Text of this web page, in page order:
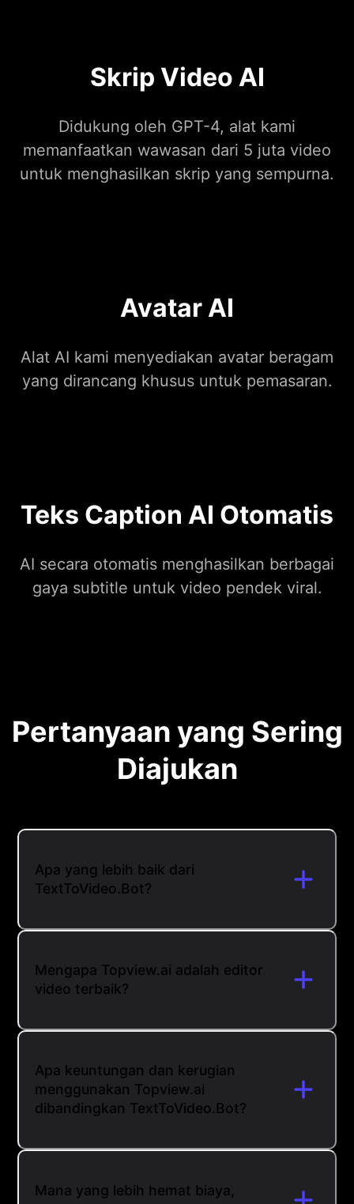
Skrip Video AI
Didukung oleh GPT-4, alat kami
memanfaatkan wawasan dari 5 juta video
untuk menghasilkan skrip yang sempurna.
Avatar AI
Alat AI kami menyediakan avatar beragam
yang dirancang khusus untuk pemasaran.
Teks Caption AI Otomatis
AI secara otomatis menghasilkan berbagai
gaya subtitle untuk video pendek viral.
Pertanyaan yang Sering
Diajukan
Apa yang lebih baik dari
TextToVideo.Bot?
Mengapa Topview.ai adalah editor
video terbaik?
Apa keuntungan dan kerugian
menggunakan Topview.ai
dibandingkan TextToVideo.Bot?
Mana yang lebih hemat biaya,